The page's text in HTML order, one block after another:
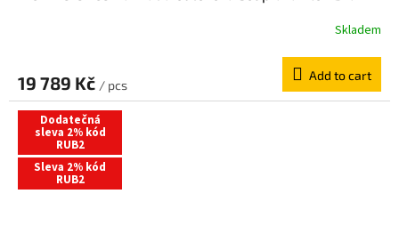
Skladem
19 789 Kč / pcs
Add to cart
Dodatečná
sleva 2% kód
RUB2
Sleva 2% kód
RUB2